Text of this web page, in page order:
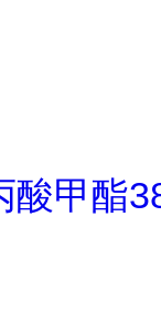
酸甲酯